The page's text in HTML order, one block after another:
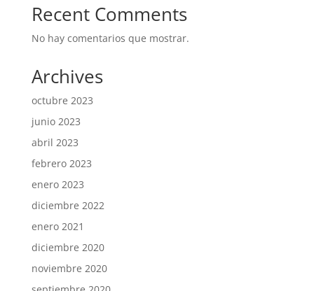
Recent Comments
No hay comentarios que mostrar.
Archives
octubre 2023
junio 2023
abril 2023
febrero 2023
enero 2023
diciembre 2022
enero 2021
diciembre 2020
noviembre 2020